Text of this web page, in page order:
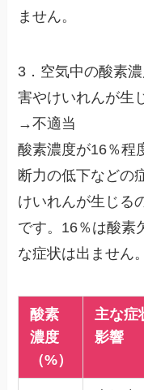
ません。
3．空気中の酸素
害やけいれんが生
→不適当
酸素濃度が16％程
断力の低下などの
けいれんが生じる
です。16％は酸素
な症状は出ません。
酸素
濃度
（%）
主な症
影響